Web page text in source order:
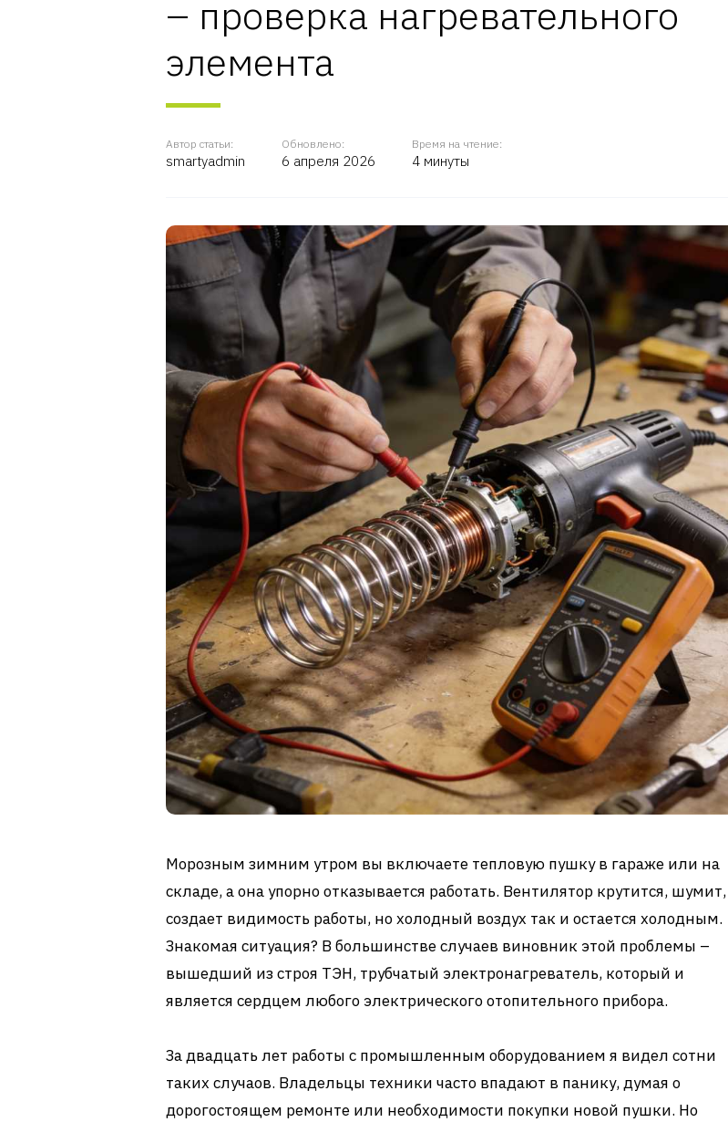
– проверка нагревательного
элемента
Автор статьи:
smartyadmin
Обновлено:
6 апреля 2026
Время на чтение:
4 минуты
Морозным зимним утром вы включаете тепловую пушку в гараже или на
складе, а она упорно отказывается работать. Вентилятор крутится, шумит,
создает видимость работы, но холодный воздух так и остается холодным.
Знакомая ситуация? В большинстве случаев виновник этой проблемы –
вышедший из строя ТЭН, трубчатый электронагреватель, который и
является сердцем любого электрического отопительного прибора.
За двадцать лет работы с промышленным оборудованием я видел сотни
таких случаов. Владельцы техники часто впадают в панику, думая о
дорогостоящем ремонте или необходимости покупки новой пушки. Но